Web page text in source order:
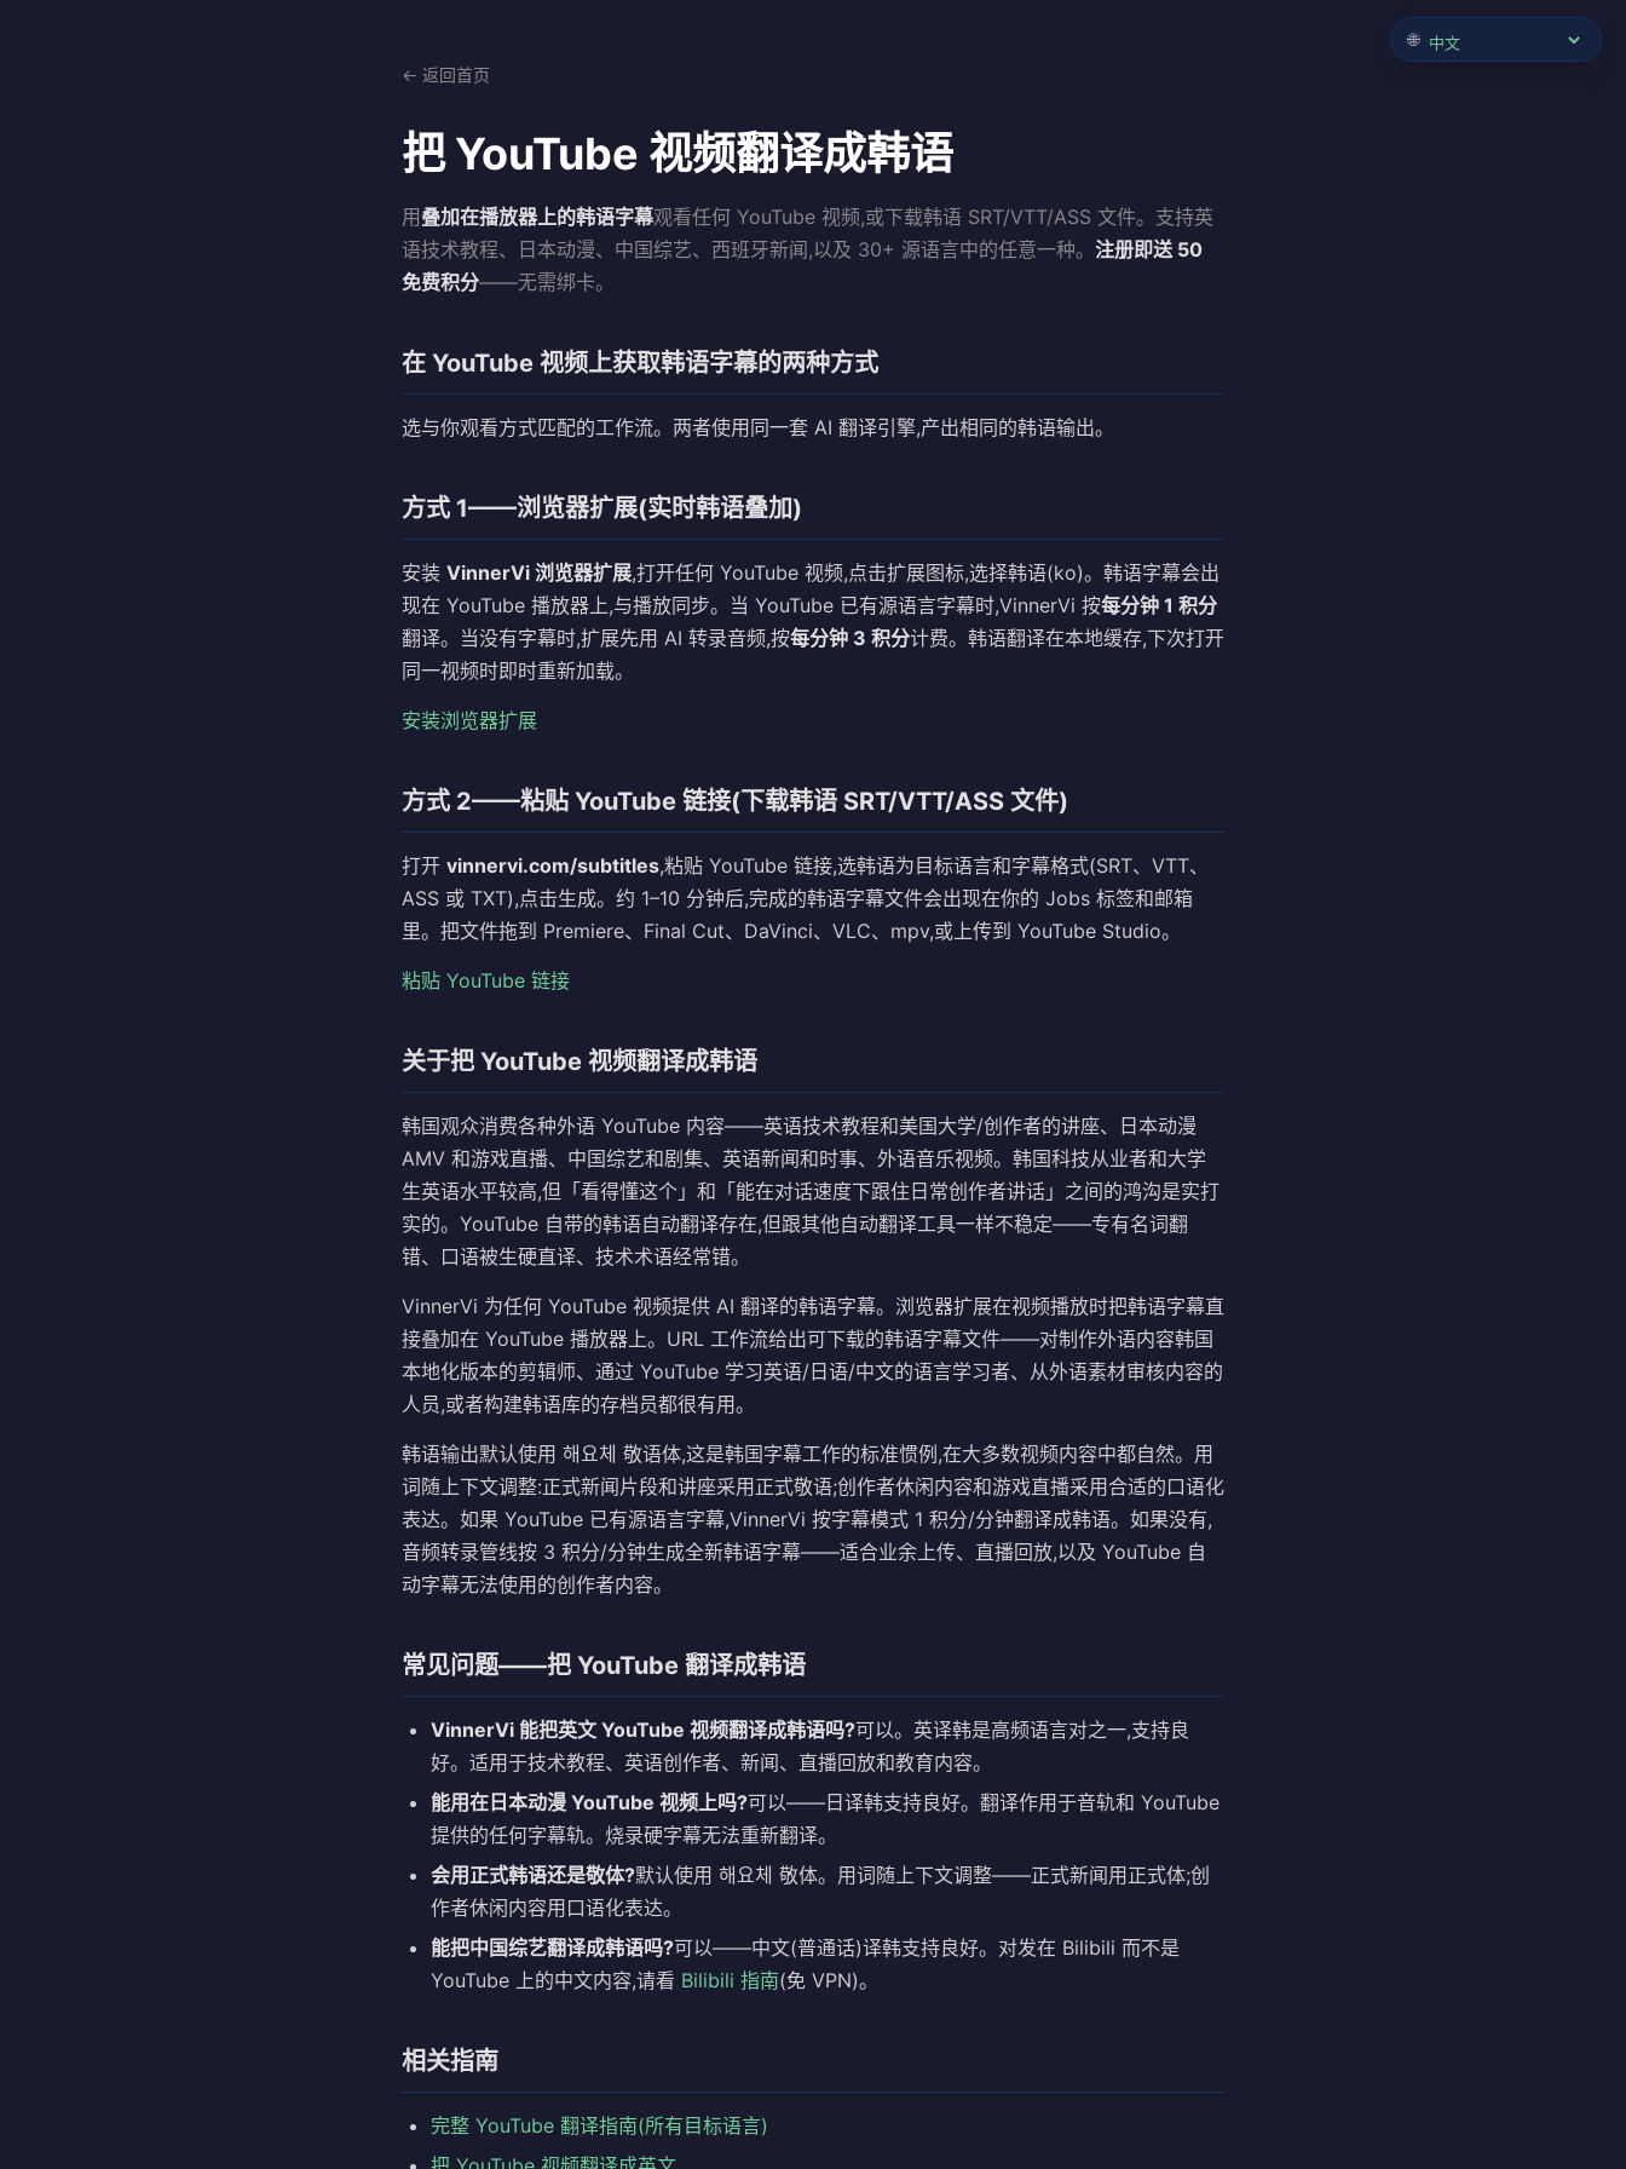
← 返回首页
把 YouTube 视频翻译成韩语
用 叠加在播放器上的韩语字幕观看任何 YouTube 视频,或下载韩语 SRT/VTT/ASS 文件。支持英
语技术教程、日本动漫、中国综艺、西班牙新闻,以及 30+ 源语言中的任意一种。 注册即送 50
免费积分——无需绑卡。
在 YouTube 视频上获取韩语字幕的两种方式
选与你观看方式匹配的工作流。两者使用同一套 AI 翻译引擎,产出相同的韩语输出。
方式 1——浏览器扩展(实时韩语叠加)
安装 VinnerVi 浏览器扩展,打开任何 YouTube 视频,点击扩展图标,选择韩语(ko)。韩语字幕会出
现在 YouTube 播放器上,与播放同步。当 YouTube 已有源语言字幕时,VinnerVi 按每分钟 1 积分
翻译。当没有字幕时,扩展先用 AI 转录音频,按每分钟 3 积分计费。韩语翻译在本地缓存,下次打开
同一视频时即时重新加载。
安装浏览器扩展
方式 2——粘贴 YouTube 链接(下载韩语 SRT/VTT/ASS 文件)
打开 vinnervi.com/subtitles,粘贴 YouTube 链接,选韩语为目标语言和字幕格式(SRT、VTT、
ASS 或 TXT),点击生成。约 1–10 分钟后,完成的韩语字幕文件会出现在你的 Jobs 标签和邮箱
里。把文件拖到 Premiere、Final Cut、DaVinci、VLC、mpv,或上传到 YouTube Studio。
粘贴 YouTube 链接
关于把 YouTube 视频翻译成韩语
韩国观众消费各种外语 YouTube 内容——英语技术教程和美国大学/创作者的讲座、日本动漫
AMV 和游戏直播、中国综艺和剧集、英语新闻和时事、外语音乐视频。韩国科技从业者和大学
生英语水平较高,但「看得懂这个」和「能在对话速度下跟住日常创作者讲话」之间的鸿沟是实打
实的。YouTube 自带的韩语自动翻译存在,但跟其他自动翻译工具一样不稳定——专有名词翻
错、口语被生硬直译、技术术语经常错。
VinnerVi 为任何 YouTube 视频提供 AI 翻译的韩语字幕。浏览器扩展在视频播放时把韩语字幕直
接叠加在 YouTube 播放器上。URL 工作流给出可下载的韩语字幕文件——对制作外语内容韩国
本地化版本的剪辑师、通过 YouTube 学习英语/日语/中文的语言学习者、从外语素材审核内容的
人员,或者构建韩语库的存档员都很有用。
韩语输出默认使用 해요체 敬语体,这是韩国字幕工作的标准惯例,在大多数视频内容中都自然。用
词随上下文调整:正式新闻片段和讲座采用正式敬语;创作者休闲内容和游戏直播采用合适的口语化
表达。如果 YouTube 已有源语言字幕,VinnerVi 按字幕模式 1 积分/分钟翻译成韩语。如果没有,
音频转录管线按 3 积分/分钟生成全新韩语字幕——适合业余上传、直播回放,以及 YouTube 自
动字幕无法使用的创作者内容。
常见问题——把 YouTube 翻译成韩语
VinnerVi 能把英文 YouTube 视频翻译成韩语吗?可以。英译韩是高频语言对之一,支持良
好。适用于技术教程、英语创作者、新闻、直播回放和教育内容。
能用在日本动漫 YouTube 视频上吗?可以——日译韩支持良好。翻译作用于音轨和 YouTube
提供的任何字幕轨。烧录硬字幕无法重新翻译。
会用正式韩语还是敬体?默认使用 해요체 敬体。用词随上下文调整——正式新闻用正式体;创
作者休闲内容用口语化表达。
能把中国综艺翻译成韩语吗?可以——中文(普通话)译韩支持良好。对发在 Bilibili 而不是
YouTube 上的中文内容,请看 Bilibili 指南(免 VPN)。
相关指南
完整 YouTube 翻译指南(所有目标语言)
🌐